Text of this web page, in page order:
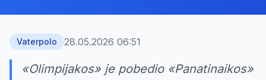
Vaterpolo 28.05.2026 06:51
«Olimpijakos» je pobedio «Panatinaikos»